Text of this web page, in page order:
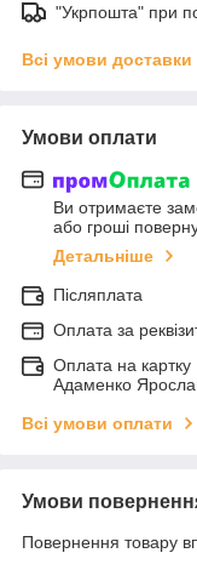
"Укрпошта" при
Всі умови доставки
Умови оплати
Ви отримаєте
або гроші
Детальніше
Післяплата
Оплата за
Оплата на
Адаменко
Всі умови оплати
Умови
Повернення товару